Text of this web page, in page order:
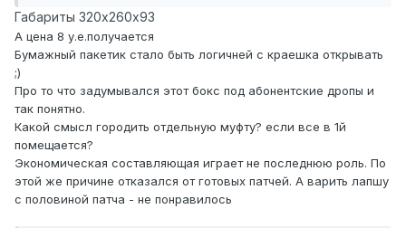
Габариты 320х260х93
А цена 8 у.е.получается
Бумажный пакетик стало быть логичней с краешка открывать
;)
Про то что задумывался этот бокс под абонентские дропы и
так понятно.
Какой смысл городить отдельную муфту? если все в 1й
помещается?
Экономическая составляющая играет не последнюю роль. По
этой же причине отказался от готовых патчей. А варить лапшу
с половиной патча - не понравилось